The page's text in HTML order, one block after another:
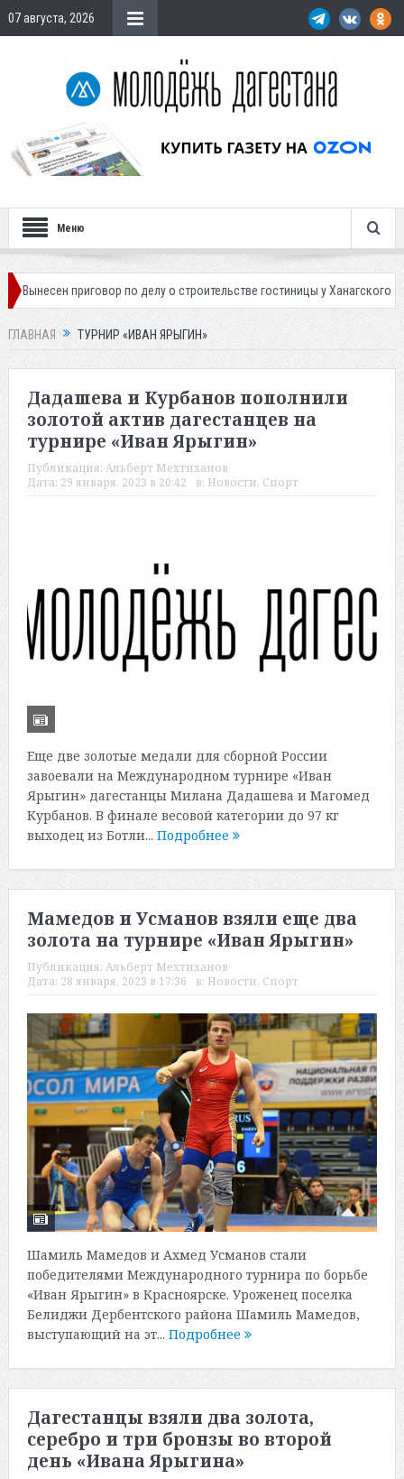
07 августа, 2026
Меню
по делу о строительстве гостиницы у Ханагского водопада
ГЛАВНАЯ ТУРНИР «ИВАН ЯРЫГИН»
Дадашева и Курбанов пополнили
золотой актив дагестанцев на
турнире «Иван Ярыгин»
Публикация: Альберт Мехтиханов
Дата: 29 января, 2023 в 20:42 в: Новости, Спорт
Еще две золотые медали для сборной России
завоевали на Международном турнире «Иван
Ярыгин» дагестанцы Милана Дадашева и Магомед
Курбанов. В финале весовой категории до 97 кг
выходец из Ботли... Подробнее
Мамедов и Усманов взяли еще два
золота на турнире «Иван Ярыгин»
Публикация: Альберт Мехтиханов
Дата: 28 января, 2023 в 17:36 в: Новости, Спорт
Шамиль Мамедов и Ахмед Усманов стали
победителями Международного турнира по борьбе
«Иван Ярыгин» в Красноярске. Уроженец поселка
Белиджи Дербентского района Шамиль Мамедов,
выступающий на эт... Подробнее
Дагестанцы взяли два золота,
серебро и три бронзы во второй
день «Ивана Ярыгина»